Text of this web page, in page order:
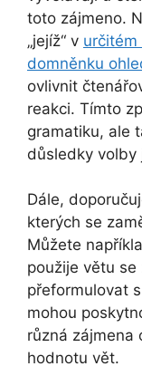
toto zájmeno.
„jejíž“ v
domněnku
ovlivnit
reakci. Tímto
gramatiku, ale
důsledky volby
Dále,
kterých se
Můžete
použije větu
přeformulovat
mohou
různá zájmena
hodnotu vět.